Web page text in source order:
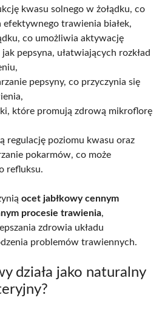
kwasu solnego w żołądku, co
efektywnego trawienia białek,
co umożliwia aktywację
pepsyna, ułatwiających rozkład
pepsyny, co przyczynia się
które promują zdrową mikroflorę
regulację poziomu kwasu oraz
pokarmów, co może
refluksu.
ocet jabłkowy cennym
procesie trawienia,
zdrowia układu
problemów trawiennych.
działa jako naturalny